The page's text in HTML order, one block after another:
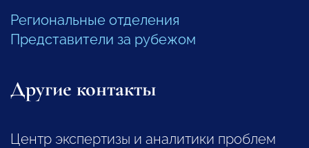
Региональные отделения
Представители за рубежом
Другие контакты
Центр экспертизы и аналитики проблем